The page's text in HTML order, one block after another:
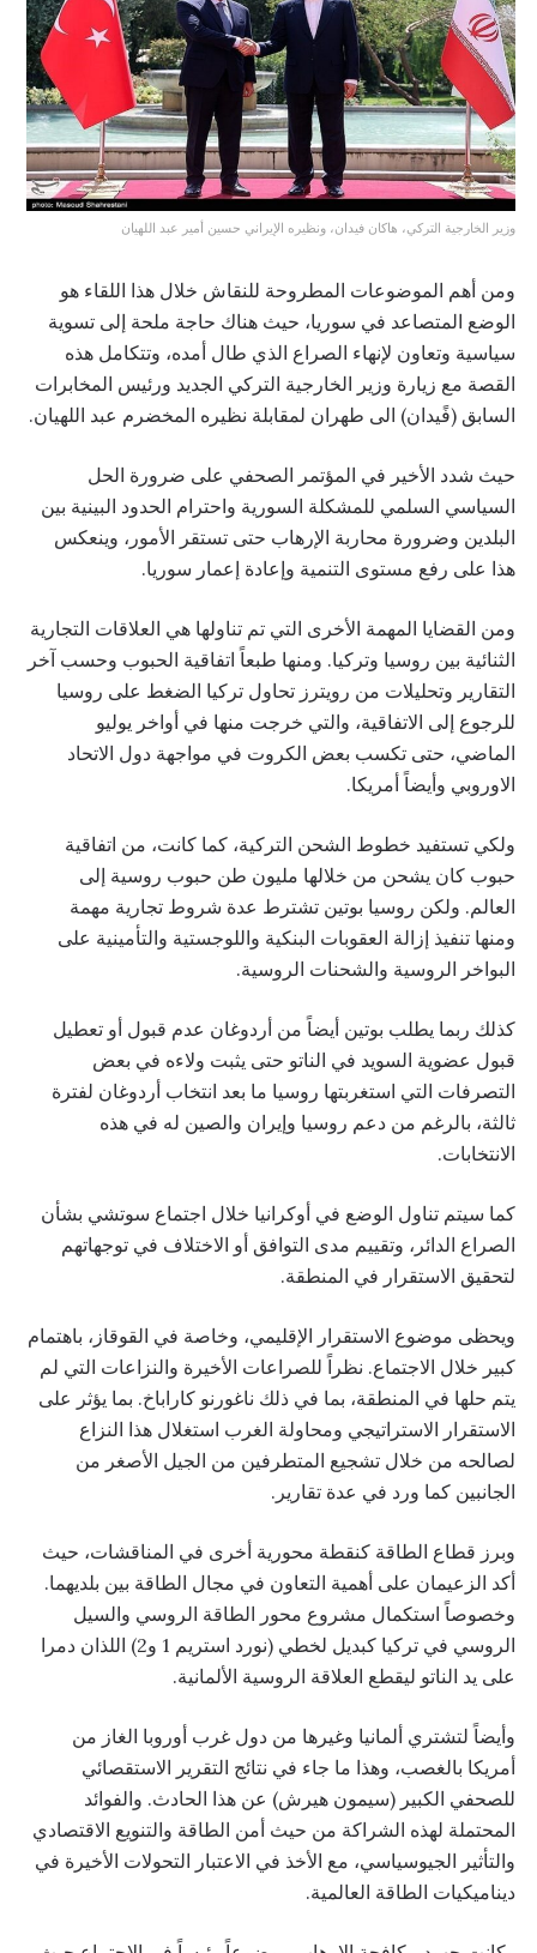
وزير الخارجية التركي، هاكان فيدان، ونظيره الإيراني حسين أمير عبد اللهيان
ومن أهم الموضوعات المطروحة للنقاش خلال هذا اللقاء هو
الوضع المتصاعد في سوريا، حيث هناك حاجة ملحة إلى تسوية
سياسية وتعاون لإنهاء الصراع الذي طال أمده، وتتكامل هذه
القصة مع زيارة وزير الخارجية التركي الجديد ورئيس المخابرات
السابق (فًيدان) الى طهران لمقابلة نظيره المخضرم عبد اللهيان.
حيث شدد الأخير في المؤتمر الصحفي على ضرورة الحل
السياسي السلمي للمشكلة السورية واحترام الحدود البينية بين
البلدين وضرورة محاربة الإرهاب حتى تستقر الأمور، وينعكس
هذا على رفع مستوى التنمية وإعادة إعمار سوريا.
ومن القضايا المهمة الأخرى التي تم تناولها هي العلاقات التجارية
الثنائية بين روسيا وتركيا. ومنها طبعاً اتفاقية الحبوب وحسب آخر
التقارير وتحليلات من رويترز تحاول تركيا الضغط على روسيا
للرجوع إلى الاتفاقية، والتي خرجت منها في أواخر يوليو
الماضي، حتى تكسب بعض الكروت في مواجهة دول الاتحاد
الاوروبي وأيضاً أمريكا.
ولكي تستفيد خطوط الشحن التركية، كما كانت، من اتفاقية
حبوب كان يشحن من خلالها مليون طن حبوب روسية إلى
العالم. ولكن روسيا بوتين تشترط عدة شروط تجارية مهمة
ومنها تنفيذ إزالة العقوبات البنكية واللوجستية والتأمينية على
البواخر الروسية والشحنات الروسية.
كذلك ربما يطلب بوتين أيضاً من أردوغان عدم قبول أو تعطيل
قبول عضوية السويد في الناتو حتى يثبت ولاءه في بعض
التصرفات التي استغربتها روسيا ما بعد انتخاب أردوغان لفترة
ثالثة، بالرغم من دعم روسيا وإيران والصين له في هذه
الانتخابات.
كما سيتم تناول الوضع في أوكرانيا خلال اجتماع سوتشي بشأن
الصراع الدائر، وتقييم مدى التوافق أو الاختلاف في توجهاتهم
لتحقيق الاستقرار في المنطقة.
ويحظى موضوع الاستقرار الإقليمي، وخاصة في القوقاز، باهتمام
كبير خلال الاجتماع. نظراً للصراعات الأخيرة والنزاعات التي لم
يتم حلها في المنطقة، بما في ذلك ناغورنو كاراباخ. بما يؤثر على
الاستقرار الاستراتيجي ومحاولة الغرب استغلال هذا النزاع
لصالحه من خلال تشجيع المتطرفين من الجيل الأصغر من
الجانبين كما ورد في عدة تقارير.
وبرز قطاع الطاقة كنقطة محورية أخرى في المناقشات، حيث
أكد الزعيمان على أهمية التعاون في مجال الطاقة بين بلديهما.
وخصوصاً استكمال مشروع محور الطاقة الروسي والسيل
الروسي في تركيا كبديل لخطي (نورد استريم 1 و2) اللذان دمرا
على يد الناتو ليقطع العلاقة الروسية الألمانية.
وأيضاً لتشتري ألمانيا وغيرها من دول غرب أوروبا الغاز من
أمريكا بالغصب، وهذا ما جاء في نتائج التقرير الاستقصائي
للصحفي الكبير (سيمون هيرش) عن هذا الحادث. والفوائد
المحتملة لهذه الشراكة من حيث أمن الطاقة والتنويع الاقتصادي
والتأثير الجيوسياسي، مع الأخذ في الاعتبار التحولات الأخيرة في
ديناميكيات الطاقة العالمية.